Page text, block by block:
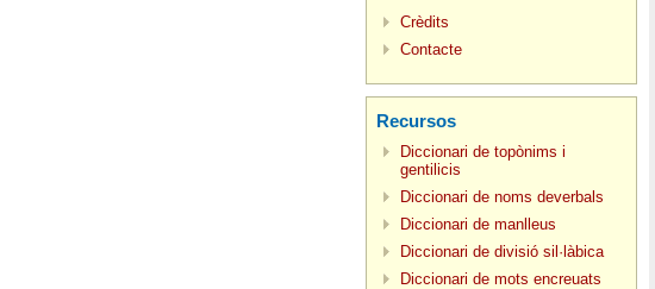
Crèdits
Contacte
Recursos
Diccionari de topònims i
gentilicis
Diccionari de noms deverbals
Diccionari de manlleus
Diccionari de divisió sil·làbica
Diccionari de mots encreuats